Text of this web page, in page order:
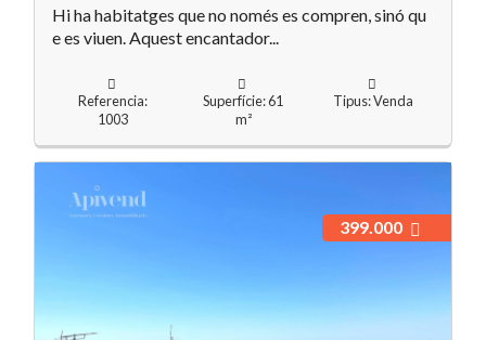
Hi ha habitatges que no només es compren, sinó qu
e es viuen. Aquest encantador...
Referencia:
1003
Superfície: 61
m²
Tipus: Venda
399.000